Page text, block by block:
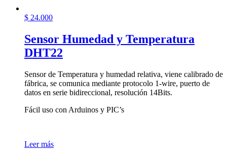
$ 24.000
Sensor Humedad y Temperatura
DHT22
Sensor de Temperatura y humedad relativa, viene calibrado de
fábrica, se comunica mediante protocolo 1-wire, puerto de
datos en serie bidireccional, resolución 14Bits.
Fácil uso con Arduinos y PIC’s
Leer más